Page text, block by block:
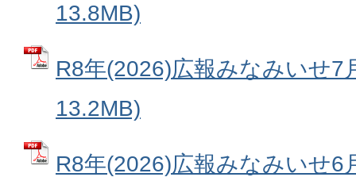
13.8MB)
R8年(2026)広報みなみいせ7
13.2MB)
R8年(2026)広報みなみいせ6